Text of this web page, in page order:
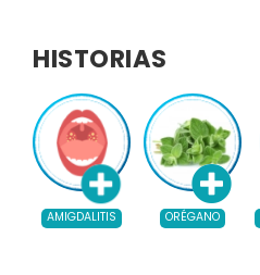
HISTORIAS
AMIGDALITIS ORÉGANO